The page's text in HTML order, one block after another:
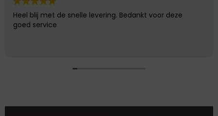
Heel blij met de snelle levering. Bedankt voor deze
goed service